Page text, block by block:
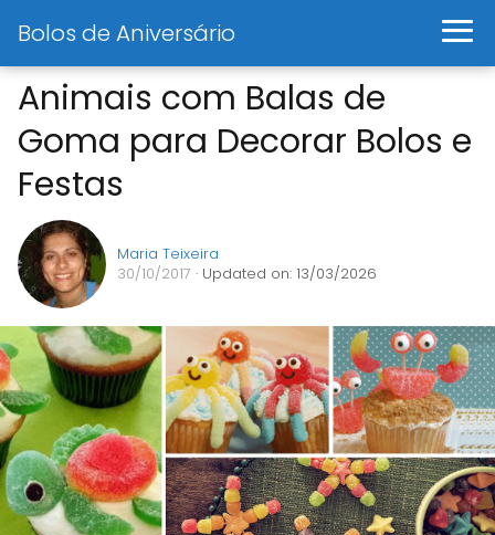
Bolos de Aniversário
Animais com Balas de
Goma para Decorar Bolos e
Festas
Maria Teixeira
30/10/2017 · Updated on: 13/03/2026